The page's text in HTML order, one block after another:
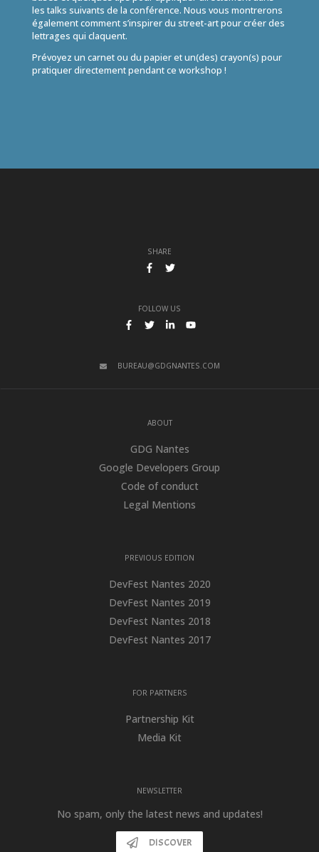
les talks suivants de la conférence. Nous vous montrerons
également comment s’inspirer du street-art pour créer des
lettrages qui claquent.
Prévoyez un carnet ou du papier et un(des) crayon(s) pour
pratiquer directement pendant ce workshop !
SHARE
SHARE ON FACEBOOK
SHARE ON TWITTER
FOLLOW US
FACEBOOK
TWITTERLINKEDIN
BUREAU@GDGNANTES.COM
ABOUT
GDG Nantes
Google Developers Group
Code of conduct
Legal Mentions
PREVIOUS EDITION
DevFest Nantes 2020
DevFest Nantes 2019
DevFest Nantes 2018
DevFest Nantes 2017
FOR PARTNERS
Partnership Kit
Media Kit
NEWSLETTER
No spam, only the latest news and updates!
DISCOVER